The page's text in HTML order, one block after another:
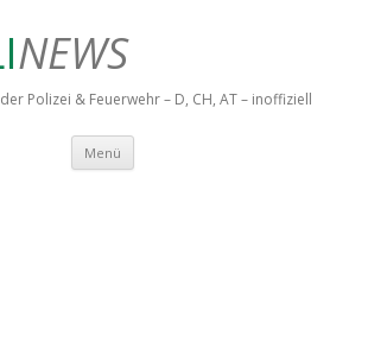
NEWS
Polizei & Feuerwehr – D, CH, AT – inoffiziell
Menü Springe zum Inhalt